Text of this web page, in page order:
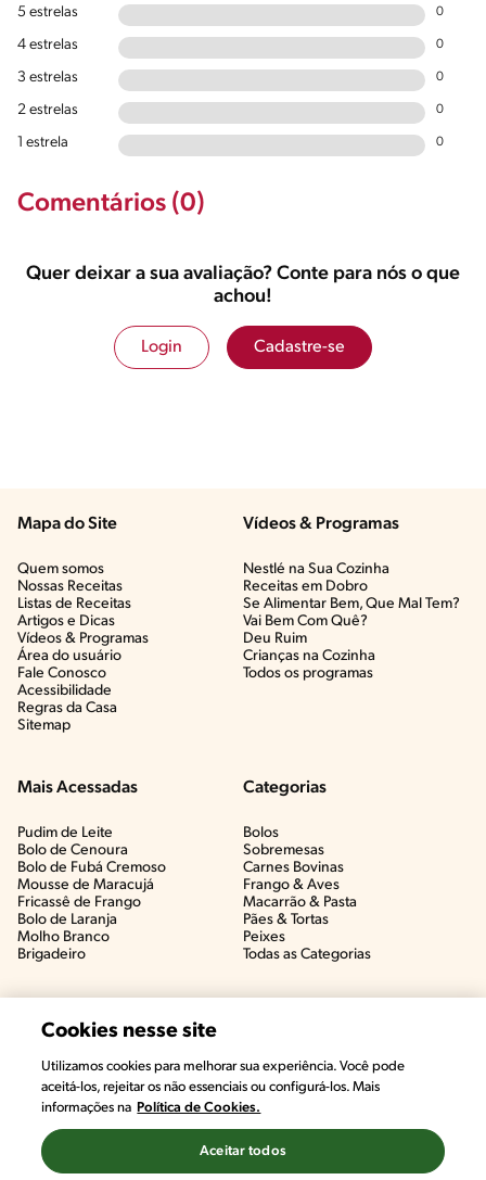
5 estrelas 0
4 estrelas 0
3 estrelas 0
2 estrelas 0
1 estrela 0
Comentários (0)
Quer deixar a sua avaliação? Conte para nós o que
achou!
Login Cadastre-se
Mapa do Site
Quem somos
Nossas Receitas
Listas de Receitas​
Artigos e Dicas​
Vídeos & Programas​
Área do usuário
Fale Conosco
Acessibilidade
Regras da Casa
Sitemap
Vídeos & Programas​
Nestlé na Sua Cozinha
Receitas em Dobro
Se Alimentar Bem, Que Mal Tem?​
Vai Bem Com Quê?​
Deu Ruim​
Crianças na Cozinha​
Todos os programas
Mais Acessadas
Pudim de Leite
Bolo de Cenoura
Bolo de Fubá Cremoso
Mousse de Maracujá
Fricassê de Frango
Bolo de Laranja
Molho Branco
Brigadeiro
Categorias
Bolos
Sobremesas
Carnes Bovinas​
Frango & Aves​
Macarrão & Pasta​
Pães & Tortas​
Peixes
Todas as Categorias
Cookies nesse site
Utilizamos cookies para melhorar sua experiência. Você pode
aceitá-los, rejeitar os não essenciais ou configurá-los. Mais
informações na Política de Cookies.
Aceitar todos